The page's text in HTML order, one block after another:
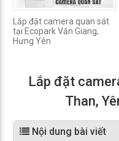
Lắp đặt camera quan sát
tại Ecopark Văn Giang,
Hưng Yên
Lắp đặt
Than,
Nội dung bài viết